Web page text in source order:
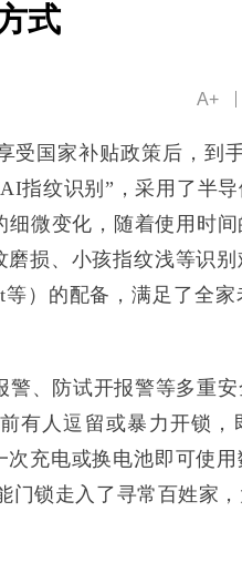
式
A+
受国家补贴政策后，到
指纹识别”，采用了半
微变化，随着使用时
损、小孩指纹浅等识
）的配备，满足了全
、防试开报警等多重
有人逗留或暴力开锁，
充电或换电池即可使
门锁走入了寻常百姓家